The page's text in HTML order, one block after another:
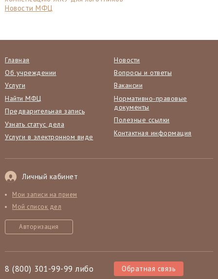
Новости МФЦ
Главная
Об учреждении
Услуги
Найти МФЦ
Предварительная запись
Узнать статус дела
Услуги в электронном виде
Новости
Вопросы и ответы
Вакансии
Нормативно-правовые
документы
Полезные ссылки
Контактная информация
Личный кабинет
Мои записи на прием
Мой список дел
Авторизация
8 (800) 301-99-99 либо
Обратная связь